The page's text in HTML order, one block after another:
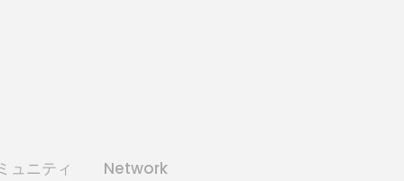
ュニティ Network